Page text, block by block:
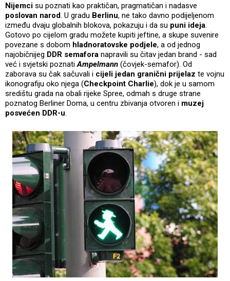
Nijemci su poznati kao praktičan, pragmatičan i nadasve
poslovan narod. U gradu Berlinu, ne tako davno podijeljenom
između dvaju globalnih blokova, pokazuju i da su puni ideja.
Gotovo po cijelom gradu možete kupiti jeftine, a skupe suvenire
povezane s dobom hladnoratovske podjele, a od jednog
najobičnijeg DDR semafora napravili su čitav jedan brand - sad
već i svjetski poznatiAmpelmann (čovjek-semafor). Od
zaborava su čak sačuvali i cijeli jedan granični prijelaz te vojnu
ikonografiju oko njega (Checkpoint Charlie), dok je u samom
središtu grada na obali rijeke Spree, odmah s druge strane
poznatog Berliner Doma, u centru zbivanja otvoren i muzej
posvećen DDR-u.